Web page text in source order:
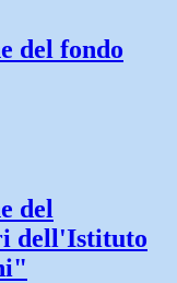
del fondo
del
dell'Istituto